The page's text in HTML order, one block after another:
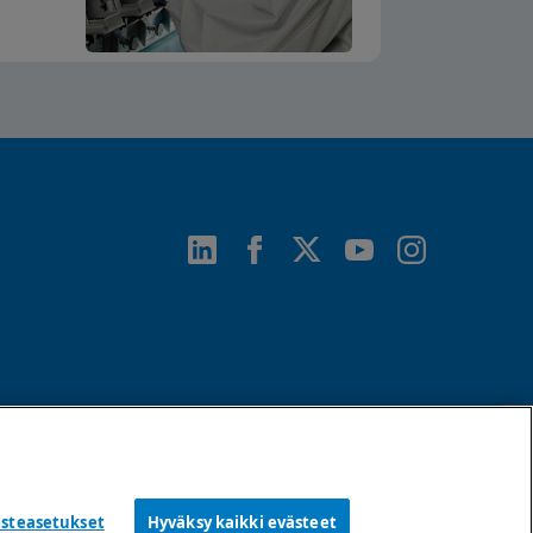
Hyväksy kaikki evästeet